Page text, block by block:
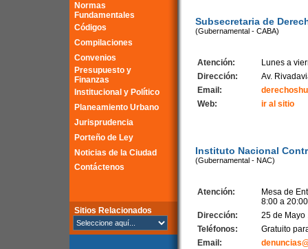
Normas
Fundamentales
Códigos
Compilaciones
Convenios
Presupuesto y
Finanzas
Institucional y Político
Planeamiento Urbano
Jurisprudencia
Porteño de Ley
Noticias de la Ciudad
Contáctenos
Sitios Relacionados
Subsecretaria de
(Gubernamental - CABA)
Atención:
Lunes a
Dirección:
Av.
Email:
Web:
ir al sitio
Instituto Nacional
(Gubernamental - NAC)
Atención:
Mesa de
8:00 a
Dirección:
25 de Mayo
Teléfonos:
Gratuito
Email: